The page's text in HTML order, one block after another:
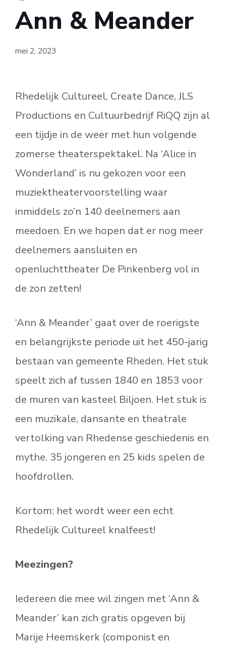
Ann & Meander
mei 2, 2023
Rhedelijk Cultureel, Create Dance, JLS
Productions en Cultuurbedrijf RiQQ zijn al
een tijdje in de weer met hun volgende
zomerse theaterspektakel. Na ‘Alice in
Wonderland’ is nu gekozen voor een
muziektheatervoorstelling waar
inmiddels zo’n 140 deelnemers aan
meedoen. En we hopen dat er nog meer
deelnemers aansluiten en
openluchttheater De Pinkenberg vol in
de zon zetten!
‘Ann & Meander’ gaat over de roerigste
en belangrijkste periode uit het 450-jarig
bestaan van gemeente Rheden. Het stuk
speelt zich af tussen 1840 en 1853 voor
de muren van kasteel Biljoen. Het stuk is
een muzikale, dansante en theatrale
vertolking van Rhedense geschiedenis en
mythe. 35 jongeren en 25 kids spelen de
hoofdrollen.
Kortom: het wordt weer een echt
Rhedelijk Cultureel knalfeest!
Meezingen?
Iedereen die mee wil zingen met ‘Ann &
Meander’ kan zich gratis opgeven bij
Marije Heemskerk (componist en